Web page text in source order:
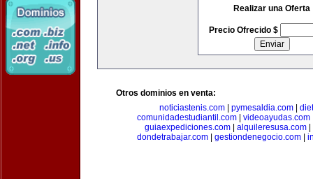
Realizar una Oferta
Precio Ofrecido $
Otros dominios en venta:
noticiastenis.com
pymesaldia.com
comunidadestudiantil.com| videoayudas.com
guiaexpediciones.com| alquileresusa.com|
dondetrabajar.com| gestiondenegocio.com|